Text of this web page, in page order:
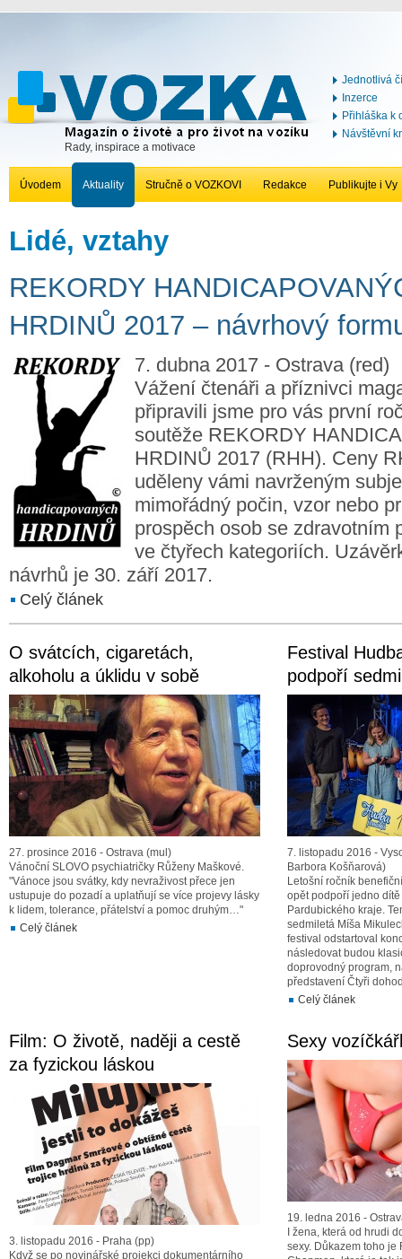
Rady, inspirace a motivace
Jednotlivá
Inzerce
Přihláška k
Návštěvní
Úvodem Aktuality Stručně o VOZKOVI Redakce Publikujte i Vy
Lidé, vztahy
REKORDY
HRDINŮ 2017 – návrhový
7. dubna 2017 - Ostrava (red)
Vážení čtenáři a příznivci
připravili jsme pro vás první
soutěže REKORDY
HRDINŮ 2017 (RHH). Ceny
uděleny vámi navrženým
mimořádný počin, vzor nebo
prospěch osob se zdravotním
ve čtyřech kategoriích.
návrhů je 30. září 2017.
Celý článek
O svátcích, cigaretách,
alkoholu a úklidu v sobě
27. prosince 2016 - Ostrava (mul)
Vánoční SLOVO psychiatričky Růženy Maškové.
"Vánoce jsou svátky, kdy nevraživost přece jen
ustupuje do pozadí a uplatňují se více projevy lásky
k lidem, tolerance, přátelství a pomoc druhým…"
Celý článek
Festival
podpoří
7. listopadu 2016 -
Barbora Košňarová)
Letošní ročník
opět podpoří jedno
Pardubického kraje.
sedmiletá Míša
festival odstartoval
následovat budou
doprovodný program,
představení Čtyři
Celý článek
Film: O životě, naději a cestě
za fyzickou láskou
3. listopadu 2016 - Praha (pp)
Když se po novinářské projekci dokumentárního
Sexy
19. ledna 2016 -
I žena, která od hrudi
sexy. Důkazem toho je